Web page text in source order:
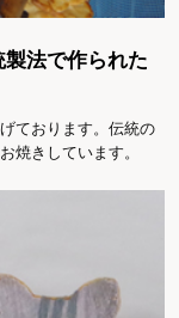
法で作られた
ております。伝統の
焼きしています。